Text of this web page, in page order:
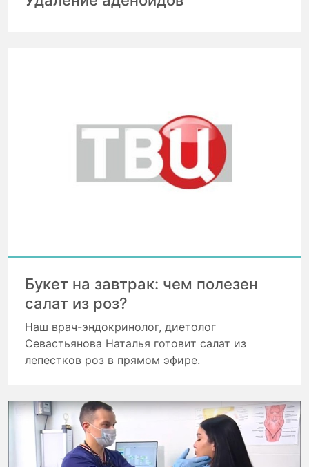
Букет на завтрак: чем полезен
салат из роз?
Наш врач-эндокринолог, диетолог
Севастьянова Наталья готовит салат из
лепестков роз в прямом эфире.